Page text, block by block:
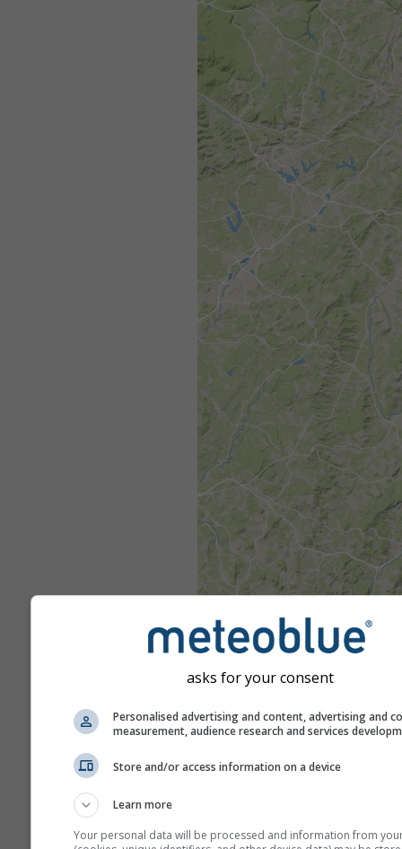
asks for your consent
Personalised advertising and content, advertising and
measurement, audience research and services
Store and/or access information on a device
Learn more
Your personal data will be processed and information from